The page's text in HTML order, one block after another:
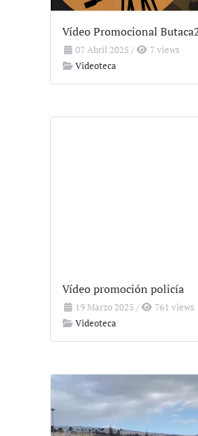
Vídeo Promocional
07 Abril 2025 /
7 views
Videoteca
Vídeo promoción policía
19 Marzo 2025 /
761 views
Videoteca